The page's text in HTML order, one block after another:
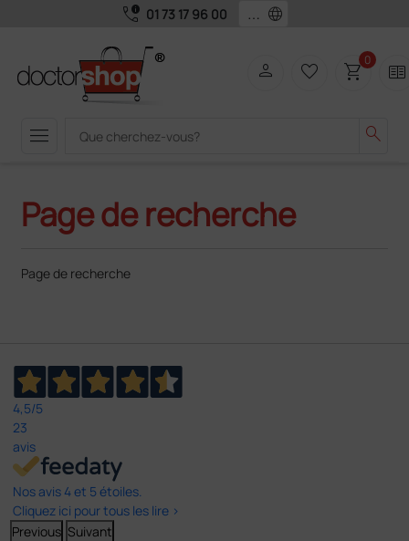
call_quality 01 73 17 96 00 language
menu search
person favorite_border shopping_cart0 two_pager
Page de recherche
Page de recherche
4,5/5
23
avis
Nos avis 4 et 5 étoiles.
Cliquez ici pour tous les lire >
Previous Suivant